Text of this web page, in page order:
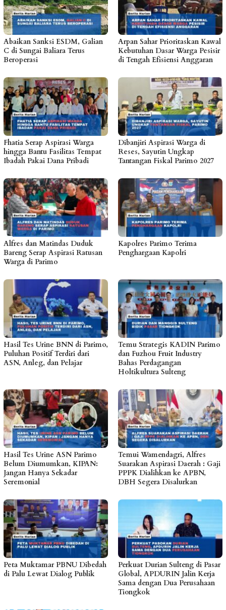
Abaikan Sanksi ESDM, Galian
C di Sungai Baliara Terus
Beroperasi
Arpan Sahar Prioritaskan Kawal
Kebutuhan Dasar Warga Pesisir
di Tengah Efisiensi Anggaran
Fhatia Serap Aspirasi Warga
hingga Bantu Fasilitas Tempat
Ibadah Pakai Dana Pribadi
Dibanjiri Aspirasi Warga di
Reses, Sayutin Ungkap
Tantangan Fiskal Parimo 2027
Alfres dan Matindas Duduk
Bareng Serap Aspirasi Ratusan
Warga di Parimo
Kapolres Parimo Terima
Penghargaan Kapolri
Hasil Tes Urine BNN di Parimo,
Puluhan Positif Terdiri dari
ASN, Anleg, dan Pelajar
Temu Strategis KADIN Parimo
dan Fuzhou Fruit Industry
Bahas Perdagangan
Holtikultura Sulteng
Hasil Tes Urine ASN Parimo
Belum Diumumkan, KIPAN:
Jangan Hanya Sekadar
Seremonial
Temui Wamendagri, Alfres
Suarakan Aspirasi Daerah : Gaji
PPPK Dialihkan ke APBN,
DBH Segera Disalurkan
Peta Muktamar PBNU Dibedah
di Palu Lewat Dialog Publik
Perkuat Durian Sulteng di Pasar
Global, APDURIN Jalin Kerja
Sama dengan Dua Perusahaan
Tiongkok